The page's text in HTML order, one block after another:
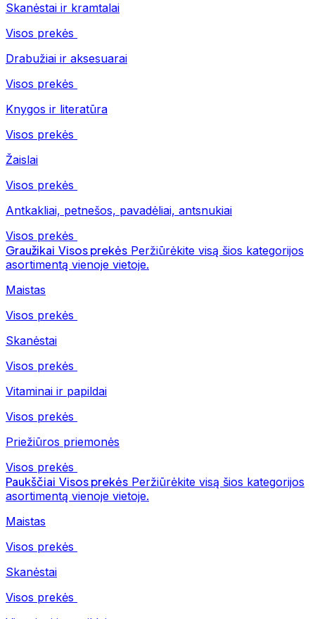
Skanėstai ir kramtalai
Visos prekės
Drabužiai ir aksesuarai
Visos prekės
Knygos ir literatūra
Visos prekės
Žaislai
Visos prekės
Antkakliai, petnešos, pavadėliai, antsnukiai
Visos prekės
Graužikai Visos prekės Peržiūrėkite visą šios kategorijos
asortimentą vienoje vietoje.
Maistas
Visos prekės
Skanėstai
Visos prekės
Vitaminai ir papildai
Visos prekės
Priežiūros priemonės
Visos prekės
Paukščiai Visos prekės Peržiūrėkite visą šios kategorijos
asortimentą vienoje vietoje.
Maistas
Visos prekės
Skanėstai
Visos prekės